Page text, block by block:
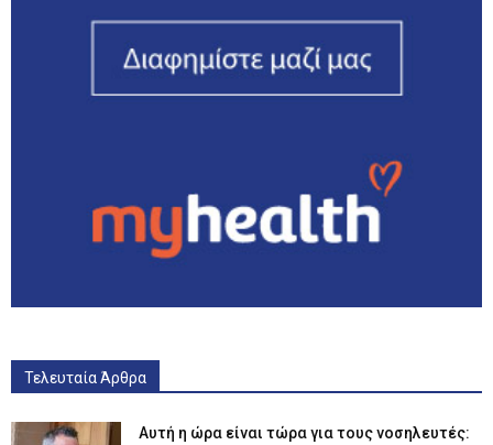
Τελευταία Άρθρα
Αυτή η ώρα είναι τώρα για τους νοσηλευτές: